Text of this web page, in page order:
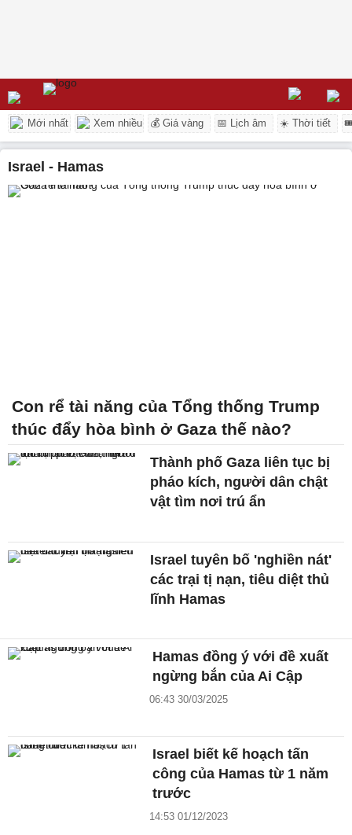
Mới nhất Xem nhiều 💰 Giá vàng 📅 Lịch âm ☀️ Thời tiết
Israel - Hamas
Con rể tài năng của Tổng thống Trump
thúc đẩy hòa bình ở Gaza thế nào?
Thành phố Gaza liên tục bị
pháo kích, người dân chật
vật tìm nơi trú ẩn
Israel tuyên bố 'nghiền nát'
các trại tị nạn, tiêu diệt thủ
lĩnh Hamas
Hamas đồng ý với đề xuất
ngừng bắn của Ai Cập
06:43 30/03/2025
Israel biết kế hoạch tấn
công của Hamas từ 1 năm
trước
14:53 01/12/2023